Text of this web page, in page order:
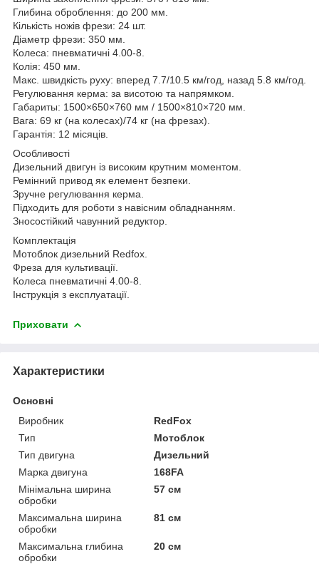
Глибина оброблення: до 200 мм.
Кількість ножів фрези: 24 шт.
Діаметр фрези: 350 мм.
Колеса: пневматичні 4.00-8.
Колія: 450 мм.
Макс. швидкість руху: вперед 7.7/10.5 км/год, назад 5.8 км/год.
Регулювання керма: за висотою та напрямком.
Габариты: 1500×650×760 мм / 1500×810×720 мм.
Вага: 69 кг (на колесах)/74 кг (на фрезах).
Гарантія: 12 місяців.
Особливості
Дизельний двигун із високим крутним моментом.
Ремінний привод як елемент безпеки.
Зручне регулювання керма.
Підходить для роботи з навісним обладнанням.
Зносостійкий чавунний редуктор.
Комплектація
Мотоблок дизельний Redfox.
Фреза для культивації.
Колеса пневматичні 4.00-8.
Інструкція з експлуатації.
Приховати
Характеристики
Основні
Виробник
RedFox
Тип
Мотоблок
Тип двигуна
Дизельний
Марка двигуна
168FA
Мінімальна ширина
обробки
57 см
Максимальна ширина
обробки
81 см
Максимальна глибина
обробки
20 см